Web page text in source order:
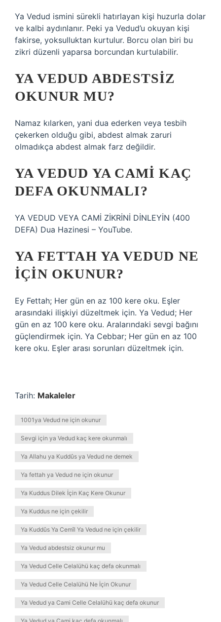
Ya Vedud ismini sürekli hatırlayan kişi huzurla dolar
ve kalbi aydınlanır. Peki ya Vedud’u okuyan kişi
fakirse, yoksulluktan kurtulur. Borcu olan biri bu
zikri düzenli yaparsa borcundan kurtulabilir.
YA VEDUD ABDESTSIZ
OKUNUR MU?
Namaz kılarken, yani dua ederken veya tesbih
çekerken olduğu gibi, abdest almak zaruri
olmadıkça abdest almak farz değildir.
YA VEDUD YA CAMI KAÇ
DEFA OKUNMALI?
YA VEDUD VEYA CAMİ ZİKRİNİ DİNLEYİN (400
DEFA) Dua Hazinesi – YouTube.
YA FETTAH YA VEDUD NE
IÇIN OKUNUR?
Ey Fettah; Her gün en az 100 kere oku. Eşler
arasındaki ilişkiyi düzeltmek için. Ya Vedud; Her
gün en az 100 kere oku. Aralarındaki sevgi bağını
güçlendirmek için. Ya Cebbar; Her gün en az 100
kere oku. Eşler arası sorunları düzeltmek için.
Tarih: Makaleler
1001ya Vedud ne için okunur
Sevgi için ya Vedud kaç kere okunmalı
Ya Allahu ya Kuddûs ya Vedud ne demek
Ya fettah ya Vedud ne için okunur
Ya Kuddus Dilek İçin Kaç Kere Okunur
Ya Kuddus ne için çekilir
Ya Kuddûs Ya Cemîl Ya Vedud ne için çekilir
Ya Vedud abdestsiz okunur mu
Ya Vedud Celle Celalühü kaç defa okunmalı
Ya Vedud Celle Celalühü Ne İçin Okunur
Ya Vedud ya Cami Celle Celalühü kaç defa okunur